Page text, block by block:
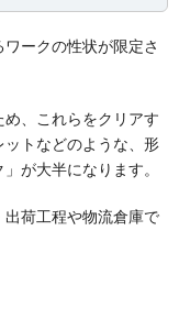
ークの性状が限定さ
、これらをクリアす
トなどのような、形
が大半になります。
荷工程や物流倉庫で